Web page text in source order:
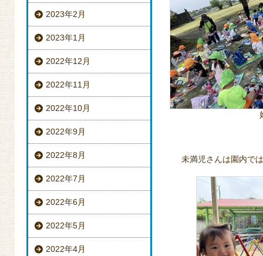
2023年2月
2023年1月
2022年12月
2022年11月
2022年10月
2022年9月
2022年8月
2022年7月
2022年6月
2022年5月
2022年4月
未満児さんは園内で